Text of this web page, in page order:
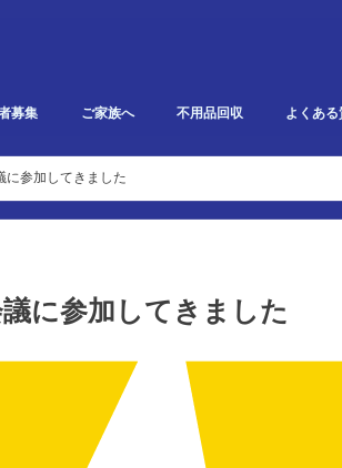
募集 ご家族へ 不用品回収 よくある
に参加してきました
に参加してきました